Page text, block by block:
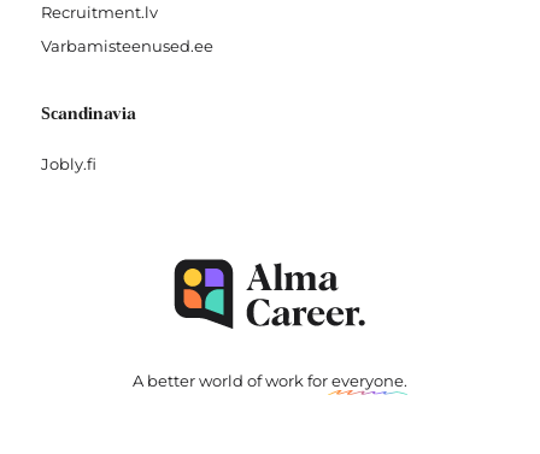
Recruitment.lv
Varbamisteenused.ee
Scandinavia
Jobly.fi
A better world of work foreveryone.